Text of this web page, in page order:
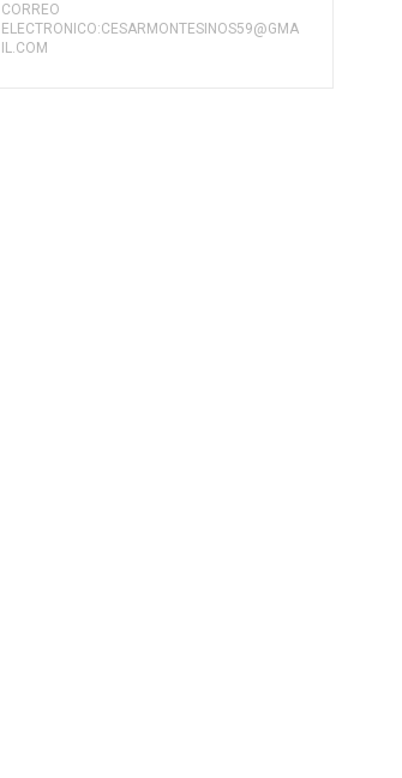
CORREO
ELECTRONICO:CESARMONTESINOS59@GMA
IL.COM